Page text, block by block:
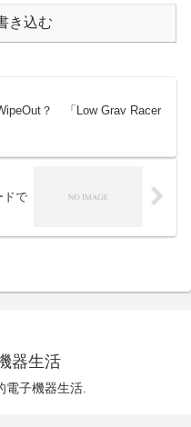
き込む
？ 「Low Grav Racer
ドで
器生活
電子機器生活.